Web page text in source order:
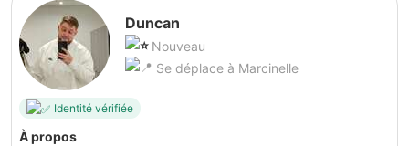
Duncan
Nouveau
Se déplace à Marcinelle
Identité vérifiée
À propos